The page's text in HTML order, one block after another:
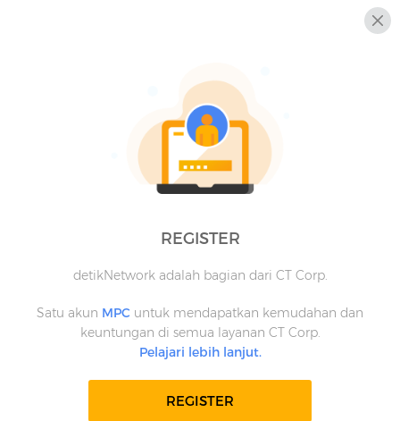
REGISTER
detikNetwork adalah bagian dari CT Corp.
Satu akun MPC untuk mendapatkan kemudahan dan
keuntungan di semua layanan CT Corp.
Pelajari lebih lanjut.
REGISTER